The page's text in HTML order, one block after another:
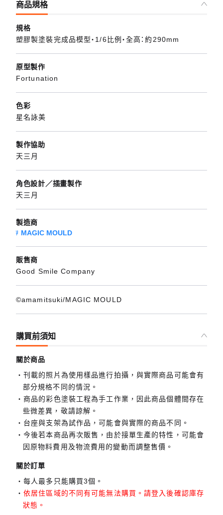
商品規格
規格
塑膠製塗裝完成品模型・1/6比例・全高：約290mm
原型製作
Fortunation
色彩
星名詠美
製作協助
天三月
角色設計／插畫製作
天三月
製造商
MAGIC MOULD
販售商
Good Smile Company
©amamitsuki/MAGIC MOULD
購買前須知
關於商品
刊載的照片為使用樣品進行拍攝，與實際商品可能會有
部分規格不同的情況。
商品的彩色塗裝工程為手工作業，因此商品個體間存在
些微差異，敬請諒解。
台座與支架為試作品，可能會與實際的商品不同。
今後若本商品再次販售，由於接單生產的特性，可能會
因原物料費用及物流費用的變動而調整售價。
關於訂單
每人最多只能購買3個。
依居住區域的不同有可能無法購買。請登入後確認庫存
狀態。